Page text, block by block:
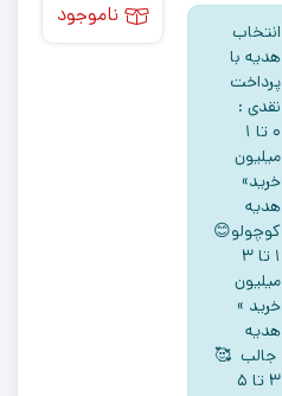
انتخاب
هدیه با
پرداخت
نقدی :
۰ تا ۱
میلیون
خرید»
هدیه
کوچولو😊
۱ تا ۳
میلیون
خرید »
هدیه
جالب 🥰
۳ تا ۵
ناموجود